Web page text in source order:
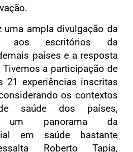
uma ampla divulgação da
aos escritórios da
países e a resposta
a participação de
21 experiências inscritas
os contextos
saúde dos países,
um panorama da
em saúde bastante
Roberto Tapia,